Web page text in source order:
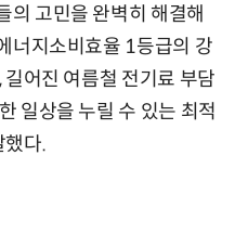
의 고민을 완벽히 해결해
너지소비효율 1등급의 강
어진 여름철 전기료 부담
일상을 누릴 수 있는 최적
했다.